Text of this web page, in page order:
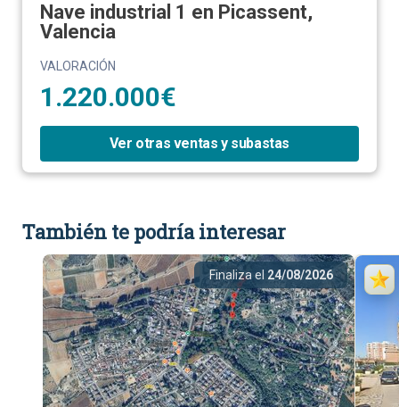
Nave industrial 1 en Picassent,
Valencia
VALORACIÓN
1.220.000€
Ver otras ventas y subastas
También te podría interesar
Finaliza el 24/08/2026